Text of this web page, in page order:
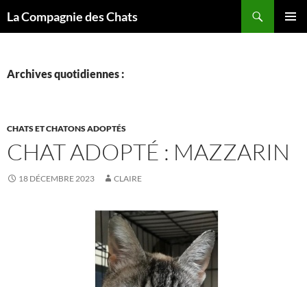
La Compagnie des Chats
Archives quotidiennes :
CHATS ET CHATONS ADOPTÉS
CHAT ADOPTÉ : MAZZARIN
18 DÉCEMBRE 2023 CLAIRE